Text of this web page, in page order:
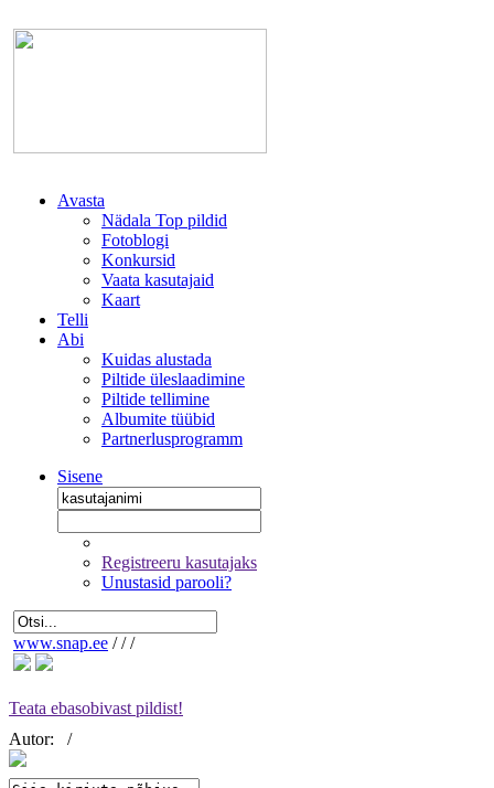
Avasta
Nädala Top pildid
Fotoblogi
Konkursid
Vaata kasutajaid
Kaart
Telli
Abi
Kuidas alustada
Piltide üleslaadimine
Piltide tellimine
Albumite tüübid
Partnerlusprogramm
Sisene
Registreeru kasutajaks
Unustasid parooli?
www.snap.ee / / /
Teata ebasobivast pildist!
Autor:
/